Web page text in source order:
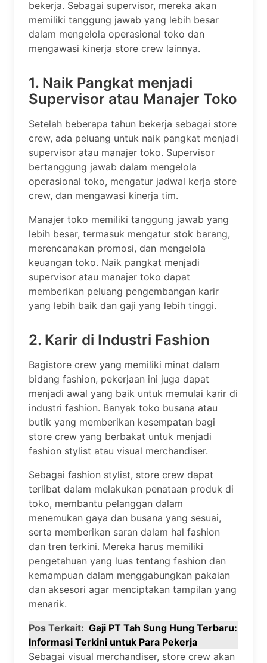
bekerja. Sebagai supervisor, mereka akan
memiliki tanggung jawab yang lebih besar
dalam mengelola operasional toko dan
mengawasi kinerja store crew lainnya.
1. Naik Pangkat menjadi
Supervisor atau Manajer Toko
Setelah beberapa tahun bekerja sebagai store
crew, ada peluang untuk naik pangkat menjadi
supervisor atau manajer toko. Supervisor
bertanggung jawab dalam mengelola
operasional toko, mengatur jadwal kerja store
crew, dan mengawasi kinerja tim.
Manajer toko memiliki tanggung jawab yang
lebih besar, termasuk mengatur stok barang,
merencanakan promosi, dan mengelola
keuangan toko. Naik pangkat menjadi
supervisor atau manajer toko dapat
memberikan peluang pengembangan karir
yang lebih baik dan gaji yang lebih tinggi.
2. Karir di Industri Fashion
Bagistore crew yang memiliki minat dalam
bidang fashion, pekerjaan ini juga dapat
menjadi awal yang baik untuk memulai karir di
industri fashion. Banyak toko busana atau
butik yang memberikan kesempatan bagi
store crew yang berbakat untuk menjadi
fashion stylist atau visual merchandiser.
Sebagai fashion stylist, store crew dapat
terlibat dalam melakukan penataan produk di
toko, membantu pelanggan dalam
menemukan gaya dan busana yang sesuai,
serta memberikan saran dalam hal fashion
dan tren terkini. Mereka harus memiliki
pengetahuan yang luas tentang fashion dan
kemampuan dalam menggabungkan pakaian
dan aksesori agar menciptakan tampilan yang
menarik.
Pos Terkait: Gaji PT Tah Sung Hung Terbaru:
Informasi Terkini untuk Para Pekerja
Sebagai visual merchandiser, store crew akan